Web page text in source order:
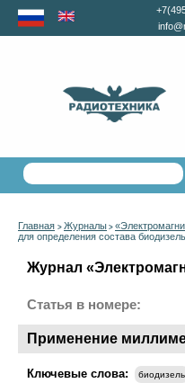
Главная > Журналы >
для определения состава
Журнал
Статья в номере:
Применение
Ключевые слова: биодизель